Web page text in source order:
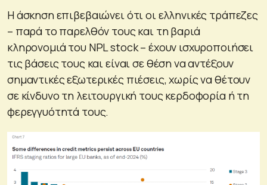
Η άσκηση επιβεβαιώνει ότι οι ελληνικές τράπεζες
– παρά το παρελθόν τους και τη βαριά
κληρονομιά του NPL stock – έχουν ισχυροποιήσει
τις βάσεις τους και είναι σε θέση να αντέξουν
σημαντικές εξωτερικές πιέσεις, χωρίς να θέτουν
σε κίνδυνο τη λειτουργική τους κερδοφορία ή τη
φερεγγυότητά τους.